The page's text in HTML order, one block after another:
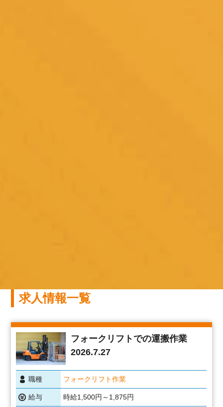
求人情報一覧
フォークリフトでの運搬作業
2026.7.27
職種 フォークリフト作業
給与 時給1,500円～1,875円